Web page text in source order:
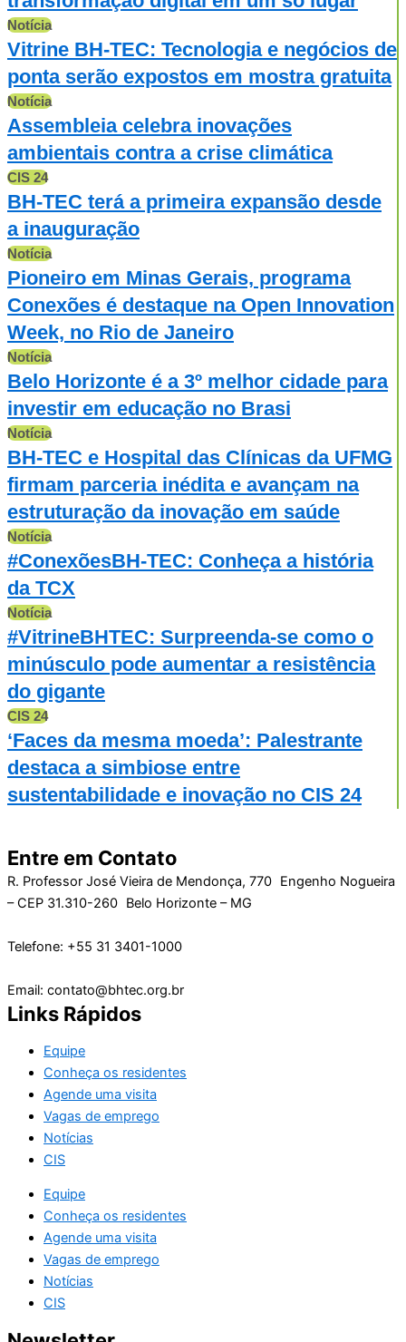
Notícia
Vitrine BH-TEC: Tecnologia e negócios de
ponta serão expostos em mostra gratuita
Notícia
Assembleia celebra inovações
ambientais contra a crise climática
CIS 24
BH-TEC terá a primeira expansão desde
a inauguração
Notícia
Pioneiro em Minas Gerais, programa
Conexões é destaque na Open Innovation
Week, no Rio de Janeiro
Notícia
Belo Horizonte é a 3º melhor cidade para
investir em educação no Brasi
Notícia
BH-TEC e Hospital das Clínicas da UFMG
firmam parceria inédita e avançam na
estruturação da inovação em saúde
Notícia
#ConexõesBH-TEC: Conheça a história
da TCX
Notícia
#VitrineBHTEC: Surpreenda-se como o
minúsculo pode aumentar a resistência
do gigante
CIS 24
‘Faces da mesma moeda’: Palestrante
destaca a simbiose entre
sustentabilidade e inovação no CIS 24
Entre em Contato
R. Professor José Vieira de Mendonça, 770 Engenho Nogueira
– CEP 31.310-260 Belo Horizonte – MG
Telefone: +55 31 3401-1000
Email: contato@bhtec.org.br
Links Rápidos
Equipe
Conheça os residentes
Agende uma visita
Vagas de emprego
Notícias
CIS
Equipe
Conheça os residentes
Agende uma visita
Vagas de emprego
Notícias
CIS